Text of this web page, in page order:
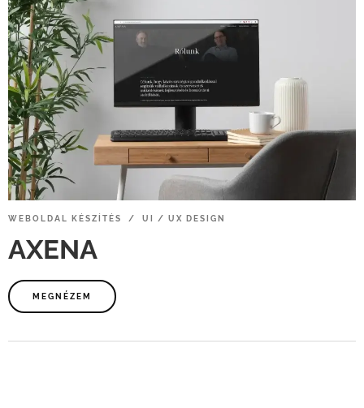
WEBOLDAL KÉSZÍTÉS / UI / UX DESIGN
AXENA
MEGNÉZEM